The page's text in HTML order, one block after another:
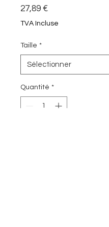
27,89 €Prix
TVA Incluse
Taille *
Quantité *